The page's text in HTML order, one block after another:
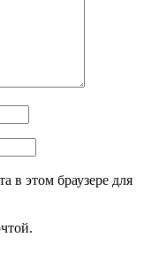
в этом браузере для